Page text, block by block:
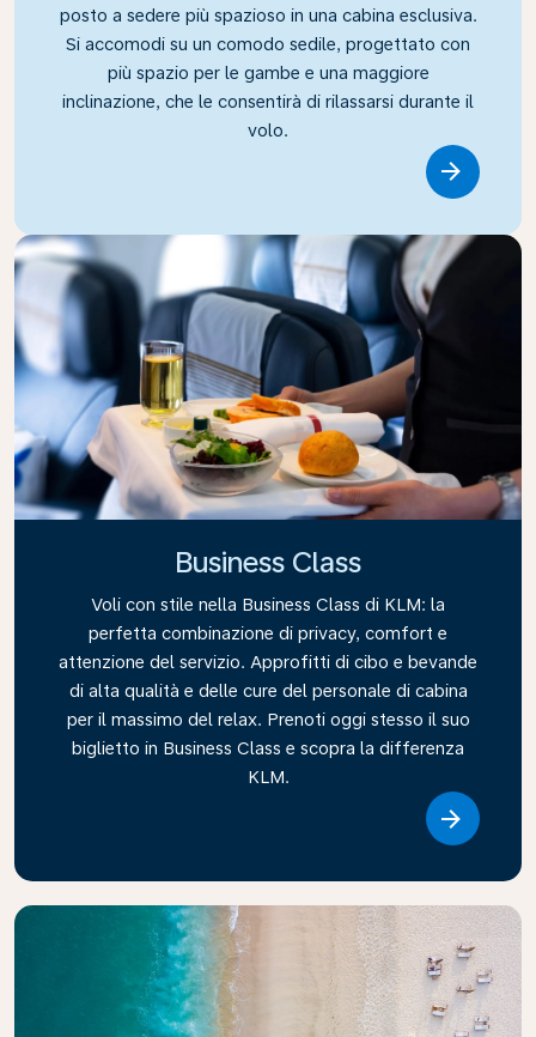
posto a sedere più spazioso in una cabina esclusiva.
Si accomodi su un comodo sedile, progettato con
più spazio per le gambe e una maggiore
inclinazione, che le consentirà di rilassarsi durante il
volo.
Business Class
Voli con stile nella Business Class di KLM: la
perfetta combinazione di privacy, comfort e
attenzione del servizio. Approfitti di cibo e bevande
di alta qualità e delle cure del personale di cabina
per il massimo del relax. Prenoti oggi stesso il suo
biglietto in Business Class e scopra la differenza
KLM.